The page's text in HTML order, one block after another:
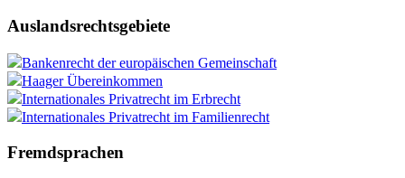
Auslandsrechtsgebiete
Bankenrecht der europäischen Gemeinschaft
Haager Übereinkommen
Internationales Privatrecht im Erbrecht
Internationales Privatrecht im Familienrecht
Fremdsprachen